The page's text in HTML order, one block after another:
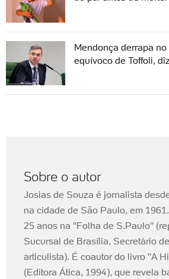
Mendonça derrapa
equívoco de Toffoli,
Sobre o autor
Josias de Souza é jornalista
na cidade de São Paulo, em
25 anos na ''Folha de S.Paulo''
Sucursal de Brasília, Secretário
articulista). É coautor do livro ''A
(Editora Ática, 1994), que revela